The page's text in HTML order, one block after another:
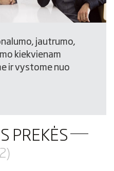
jautrumo,
kiekvienam
ir vystome nuo
PREKĖS